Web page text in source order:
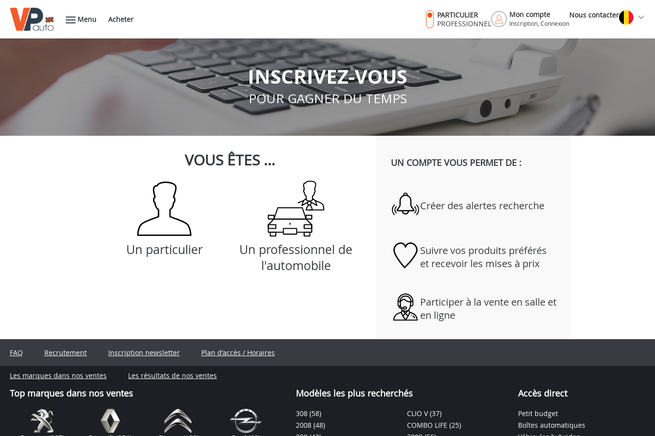
Menu Acheter
PARTICULIER
PROFESSIONNEL
Mon compte
Inscription, Connexion
Nous contacter
INSCRIVEZ-VOUS
POUR GAGNER DU TEMPS
VOUS ÊTES …
Un particulier
Un professionnel de
l'automobile
UN COMPTE VOUS PERMET DE :
Créer des alertes recherche
Suivre vos produits préférés
et recevoir les mises à prix
Participer à la vente en salle et
en ligne
FAQ Recrutement Inscription newsletter Plan d'accès / Horaires
Les marques dans nos ventes Les résultats de nos ventes
Top marques dans nos ventes Modèles les plus recherchés
308 (58)
2008 (48)
CLIO V(37)
COMBO LIFE (25)
Accès direct
Petit budget
Boîtes automatiques